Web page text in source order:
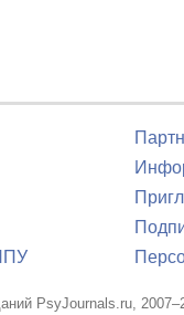
PsyJournals.ru,